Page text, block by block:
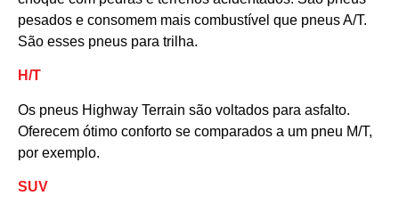
pesados e consomem mais combustível que pneus A/T.
São esses pneus para trilha.
H/T
Os pneus Highway Terrain são voltados para asfalto.
Oferecem ótimo conforto se comparados a um pneu M/T,
por exemplo.
SUV